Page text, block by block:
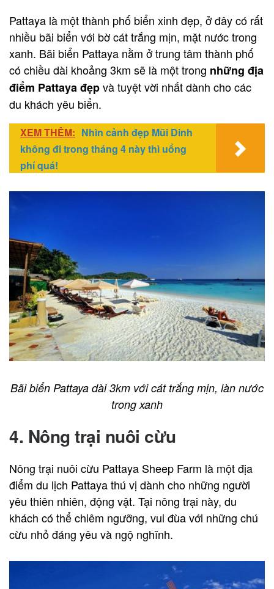
Pattaya là một thành phố biển xinh đẹp, ở đây có rất
nhiều bãi biển với bờ cát trắng mịn, mặt nước trong
xanh. Bãi biển Pattaya nằm ở trung tâm thành phố
có chiều dài khoảng 3km sẽ là một trong những địa
điểm Pattaya đẹpvà tuyệt vời nhất dành cho các
du khách yêu biển.
XEM THÊM: Nhìn cảnh đẹp Mũi Dinh
không đi trong tháng 4 này thì uổng
phí quá!
Bãi biển Pattaya dài 3km với cát trắng mịn, làn nước
trong xanh
4. Nông trại nuôi cừu
Nông trại nuôi cừu Pattaya Sheep Farm là một địa
điểm du lịch Pattaya thú vị dành cho những người
yêu thiên nhiên, động vật. Tại nông trại này, du
khách có thể chiêm ngưỡng, vui đùa với những chú
cừu nhỏ đáng yêu và ngộ nghĩnh.